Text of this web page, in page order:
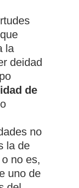
la
deidad
de
no
la de
no es,
uno de